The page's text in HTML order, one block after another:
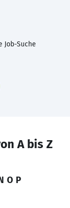
Job-Suche
A bis Z
O P